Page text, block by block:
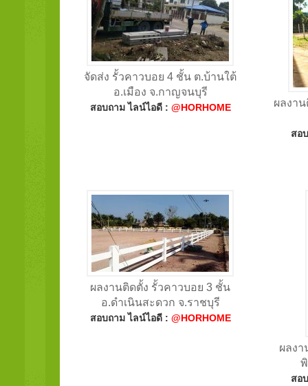
จัดส่ง รั้วคาวบอย 4 ชั้น ต.บ้านใต้
อ.เมือง จ.กาญจนบุรี
สอบถาม ไลน์ไอดี : @HORHOME ผลงา
สอ
ผลงานติดตั้ง รั้วคาวบอย 3 ชั้น
อ.ดำเนินสะดวก จ.ราชบุรี
สอบถาม ไลน์ไอดี : @HORHOME
ผลงา
สอ